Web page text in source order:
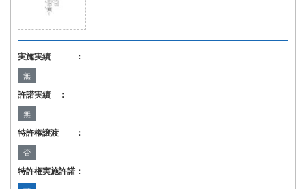
実施実績 ：
無
許諾実績 ：
無
特許権譲渡 ：
否
特許権実施許諾：